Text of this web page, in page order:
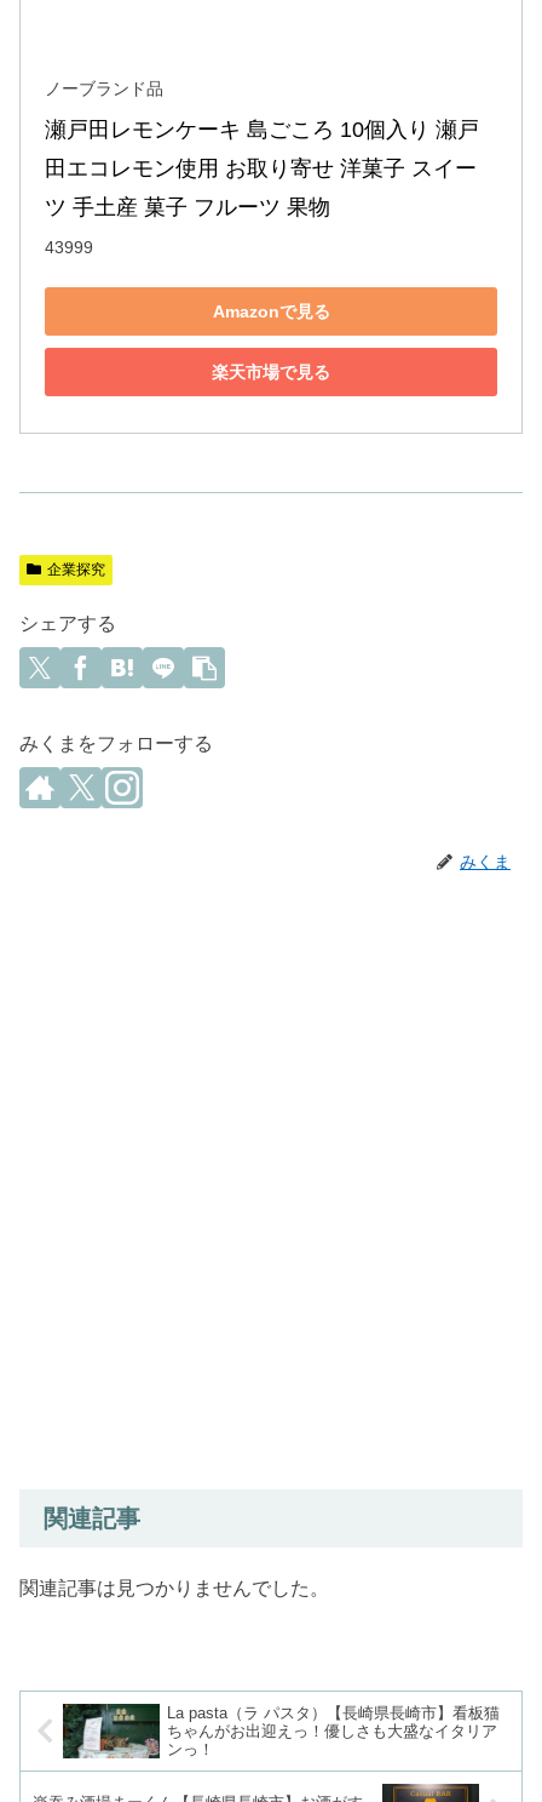
ノーブランド品
瀬戸田レモンケーキ 島ごころ 10個入り 瀬戸
田エコレモン使用 お取り寄せ 洋菓子 スイー
ツ 手土産 菓子 フルーツ 果物
43999
Amazonで見る
楽天市場で見る
企業探究
シェアする
みくまをフォローする
みくま
関連記事
関連記事は見つかりませんでした。
La pasta（ラ パスタ）【長崎県長崎市】看板猫
ちゃんがお出迎えっ！優しさも大盛なイタリア
ンっ！